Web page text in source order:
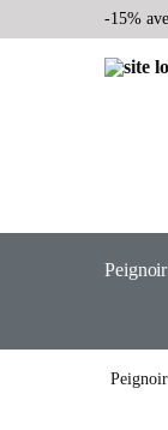
-15%
Peignoir
Peignoir